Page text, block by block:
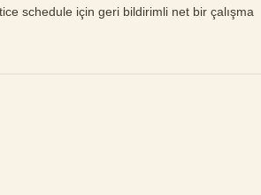
schedule için geri bildirimli net bir çalışma